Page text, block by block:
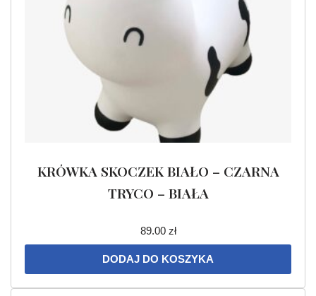
KRÓWKA SKOCZEK BIAŁO – CZARNA
TRYCO – BIAŁA
89.00 zł
DODAJ DO KOSZYKA